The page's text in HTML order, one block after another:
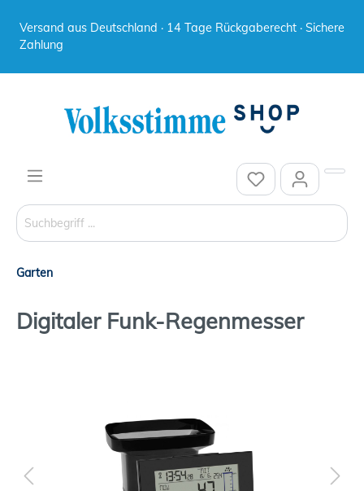
Versand aus Deutschland · 14 Tage Rückgaberecht · Sichere
Zahlung
Garten
Digitaler Funk-Regenmesser